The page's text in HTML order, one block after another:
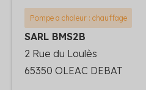
Pompe a chaleur : chauffage
SARL BMS2B
2 Rue du Loulès
65350 OLEAC DEBAT